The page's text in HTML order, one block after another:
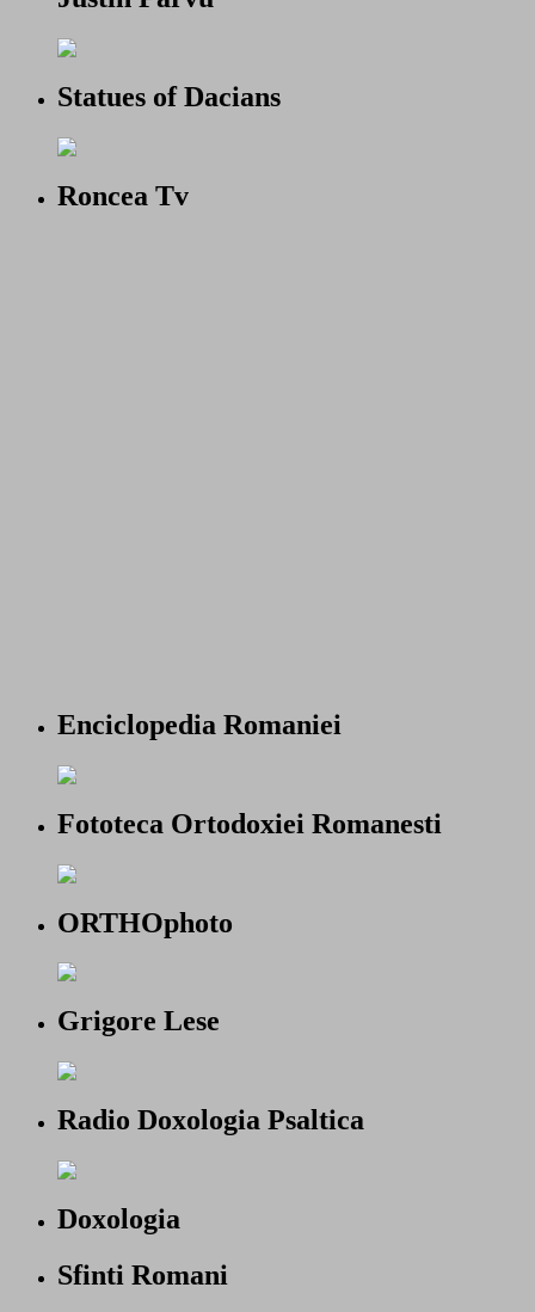
Statues of Dacians
Roncea Tv
Enciclopedia Romaniei
Fototeca Ortodoxiei Romanesti
ORTHOphoto
Grigore Lese
Radio Doxologia Psaltica
Doxologia
Sfinti Romani